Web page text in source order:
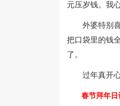
元压岁钱。我
外婆特别喜
把口袋里的钱
了。
过年真开心
春节拜年日